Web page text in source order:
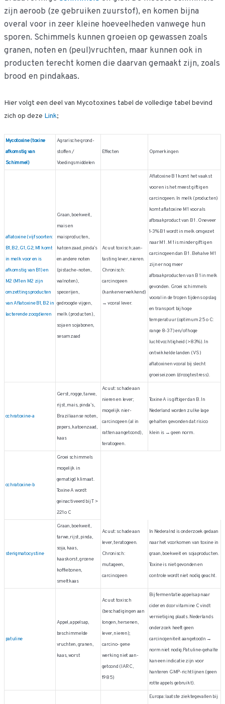
zijn aeroob (ze gebruiken zuurstof), en komen bijna
overal voor in zeer kleine hoeveelheden vanwege hun
sporen. Schimmels kunnen groeien op gewassen zoals
granen, noten en (peul)vruchten, maar kunnen ook in
producten terecht komen die daarvan gemaakt zijn, zoals
brood en pindakaas.
Hier volgt een deel van Mycotoxines tabel de volledige tabel bevind
zich op deze Link;
Mycotoxine (toxine
afkomstig van
Schimmel)
Agrarische grond-
stoffen /
Voedingsmiddelen
Effecten Opmerkingen
aflatoxine (vijf soorten:
B1, B2, G1, G2; M1 komt
in melk voor en is
afkomstig van B1) en
M2 (M1 en M2 zijn
omzettingsproducten
van Aflatoxine B1, B2 in
lacterende zoogdieren
Graan, boekweit,
mais en
maisproducten,
katoenzaad, pinda’s
en andere noten
(pistache-noten,
walnoten),
specerijen,
gedroogde vijgen,
melk (producten),
soja en sojabonen,
sesamzaad
Acuut toxisch; aan-
tasting lever, nieren.
Chronisch:
carcinogeen
(kankerverwekkend)
→ vooral lever.
Aflatoxine B 1 komt het vaakst
voor en is het meest giftig en
carcinogeen. In melk (producten)
komt aflatoxine M 1 voor als
afbraakproduct van B 1 . Oneveer
1-3% B 1 wordt in melk omgezet
naar M 1 . M 1 is minder giftig en
carcinogeen dan B 1 . Behalve M 1
zijn er nog meer
afbraakproducten van B 1 in melk
gevonden. Groei schimmels
vooral in de tropen tijdens opslag
en transport bij hoge
temperatuur (optimum 25 o C:
range 8-37) en/of hoge
luchtvochtigheid (>83%). In
ontwikkelde landen (VS)
aflatoxinen vooral bij slecht
groeiseizoen (droogtestress).
ochratoxine-a
Gerst, rogge, tarwe,
rijst, mais, pinda’s,
Braziliaanse noten,
pepers, katoenzaad,
kaas
Acuut: schade aan
nieren en lever;
mogelijk nier-
carcinogeen (al in
ratten aangetoond),
teratogeen.
Toxine A is giftiger dan B. In
Nederland worden zulke lage
gehalten gevonden dat risico
klein is → geen norm.
ochratoxine-b
Groei schimmels
mogelijk in
gematigd klimaat.
Toxine A wordt
geinactiveerd bij T >
221 o C
sterigmatocystine
Graan, boekweit,
tarwe, rijst, pinda,
soja, kaas,
kaaskorst, groene
koffiebonen,
smeltkaas
Acuut: schade aan
lever, teratogeen.
Chronisch:
mutageen,
carcinogeen
In Nederalnd is onderzoek gedaan
naar het voorkomen van toxine in
graan, boekweit en sojaproducten.
Toxine is niet gevonden en
controle wordt niet nodig geacht.
patuline
Appel, appelsap,
beschimmelde
vruchten, granen,
kaas, worst
Acuut toxisch
(beschadigingen aan
longen, hersenen,
lever, nieren);
carcino- gene
werking niet aan-
getoond (IARC,
1985)
Bij fermentatie appelsap naar
cider en door vitamine C vindt
vernietiging plaats. Nederlands
onderzoek heeft geen
carcinogeniteit aangetoodn →
norm niet nodig.Patuline-gehalte
kan een indicatie zijn voor
hanteren GMP-richtlijnen (geen
rotte appels gebruikt).
Europa: laatste ziektegevallen bij